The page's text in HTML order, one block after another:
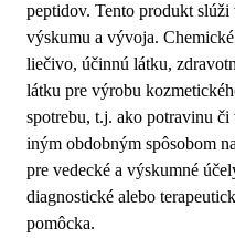
peptidov. Tento produkt
výskumu a vývoja.
liečivo, účinnú látku,
látku pre výrobu
spotrebu, t.j. ako potravinu
iným obdobným spôsobom
pre vedecké a výskumné
diagnostické alebo
pomôcka.